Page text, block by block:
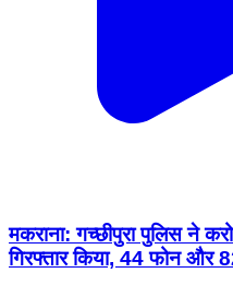
मकराना: गच्छीपुरा पुलिस ने
गिरफ्तार किया, 44 फोन और